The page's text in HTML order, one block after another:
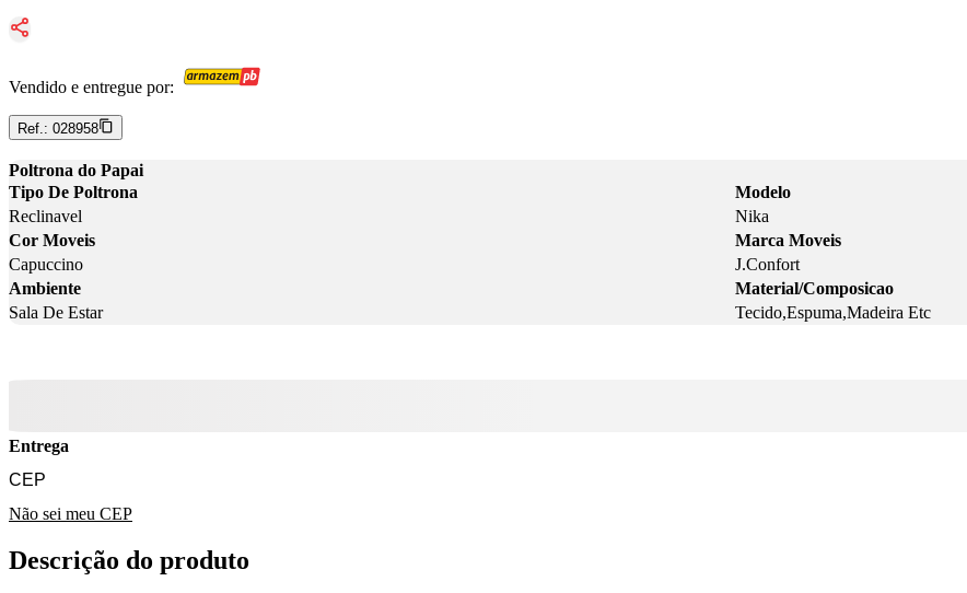
Vendido e entregue por:
Ref.: 028958
Poltrona do Papai
Tipo De Poltrona
Reclinavel
Modelo
Nika
Cor Moveis
Capuccino
Marca Moveis
J.Confort
Ambiente
Sala De Estar
Material/Composicao
Tecido,Espuma,Madeira Etc
Entrega
Não sei meu CEP
Descrição do produto